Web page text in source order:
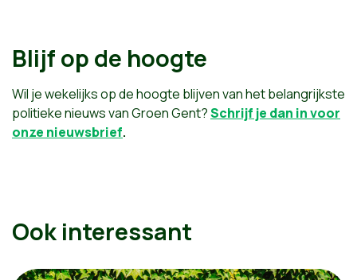
Blijf op de hoogte
Wil je wekelijks op de hoogte blijven van het belangrijkste
politieke nieuws van Groen Gent?Schrijf je dan in voor
onze nieuwsbrief.
Ook interessant